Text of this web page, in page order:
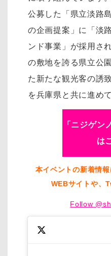
公募した「県立淡路
の企画提案」に「淡
ンド事業」が採用さ
の敷地を誇る県立公
た新たな観光客の誘
を兵庫県と共に進め
「ニジゲン
は
本イベントの新着情
WEBサイトや、
Follow